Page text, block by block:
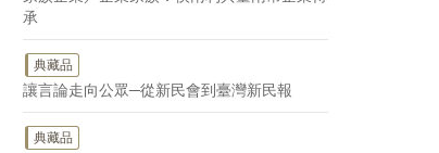
承
典藏品
讓言論走向公眾─從新民會到臺灣新民報
典藏品